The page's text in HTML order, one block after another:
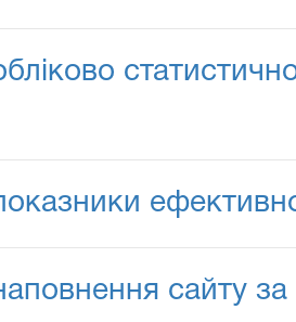
сайту за